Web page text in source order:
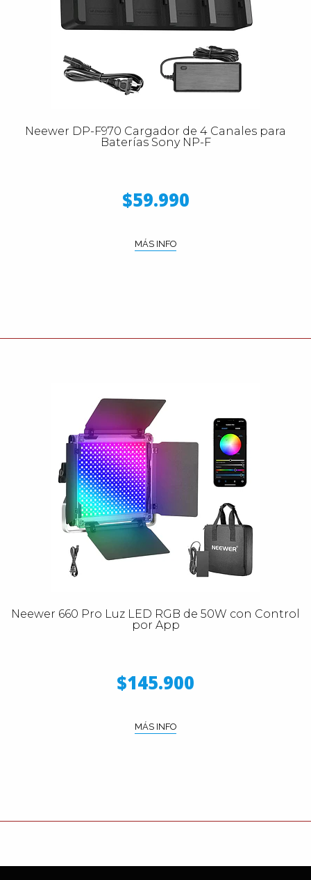
Neewer DP-F970 Cargador de 4 Canales para
Baterías Sony NP-F
$59.990
MÁS INFO
Neewer 660 Pro Luz LED RGB de 50W con Control
por App
$145.900
MÁS INFO